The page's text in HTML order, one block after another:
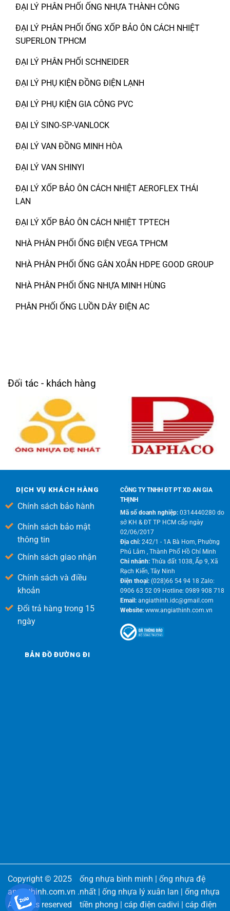
ĐẠI LÝ PHÂN PHỐI ỐNG NHỰA THÀNH CÔNG
ĐẠI LÝ PHÂN PHỐI ỐNG XỐP BẢO ÔN CÁCH NHIỆT
SUPERLON TPHCM
ĐẠI LÝ PHÂN PHỐI SCHNEIDER
ĐẠI LÝ PHỤ KIỆN ĐỒNG ĐIỆN LẠNH
ĐẠI LÝ PHỤ KIỆN GIA CÔNG PVC
ĐẠI LÝ SINO-SP-VANLOCK
ĐẠI LÝ VAN ĐỒNG MINH HÒA
ĐẠI LÝ VAN SHINYI
ĐẠI LÝ XỐP BẢO ÔN CÁCH NHIỆT AEROFLEX THÁI
LAN
ĐẠI LÝ XỐP BẢO ÔN CÁCH NHIỆT TPTECH
NHÀ PHÂN PHỐI ỐNG ĐIỆN VEGA TPHCM
NHÀ PHÂN PHỐI ỐNG GÂN XOẮN HDPE GOOD GROUP
NHÀ PHÂN PHỐI ỐNG NHỰA MINH HÙNG
PHÂN PHỐI ỐNG LUỒN DÂY ĐIỆN AC
Đối tác - khách hàng
DỊCH VỤ KHÁCH HÀNG
Chính sách bảo hành
Chính sách bảo mật
thông tin
Chính sách giao nhận
Chính sách và điều
khoản
Đổi trả hàng trong 15
ngày
CÔNG TY TNHH ĐT PT XD AN GIA
THỊNH
Mã số doanh nghiệp:0314440280 do
sở KH & ĐT TP HCM cấp ngày
02/06/2017
Địa chỉ:242/1 - 1A Bà Hom, Phường
Phú Lâm , Thành Phố Hồ Chí Minh
Chi nhánh: Thửa đất 1038, Ấp 9, Xã
Rạch Kiến, Tây Ninh
Điện thoại:(028)66 54 94 18 Zalo:
0906 63 52 09 Hotline: 0989 908 718
Email:angiathinh.idc@gmail.com
Website:www.angiathinh.com.vn
BẢN ĐỒ ĐƯỜNG ĐI
Copyright © 2025
angiathinh.com.vn .
All rights reserved
ống nhựa bình minh | ống nhựa đệ
nhất | ống nhựa lý xuân lan | ống nhựa
tiền phong | cáp điện cadivi | cáp điện